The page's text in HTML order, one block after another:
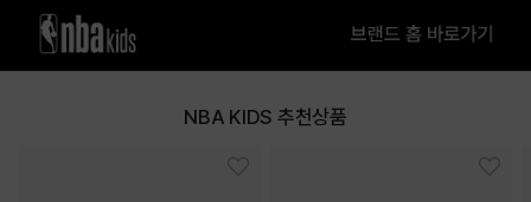
NBA KIDS 추천상품